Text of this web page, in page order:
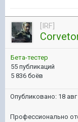
[IRF]
Бета-тестер
55 публикаций
5 836 боёв
Опубликовано: 18
Профессионально